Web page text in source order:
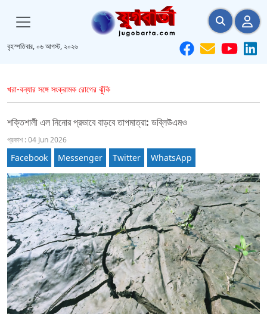
বৃহস্পতিবার, ০৬ আগস্ট, ২০২৬
খরা-বন্যার সঙ্গে সংক্রামক রোগের ঝুঁকি
শক্তিশালী এল নিনোর প্রভাবে বাড়বে তাপমাত্রা: ডব্লিউএমও
প্রকাশ : 04 Jun 2026
Facebook Messenger Twitter WhatsApp